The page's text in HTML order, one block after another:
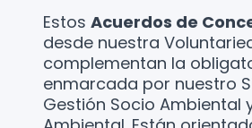
Estos Acuerdos de
desde nuestra
complementan la
enmarcada por nuestro
Gestión Socio Ambiental